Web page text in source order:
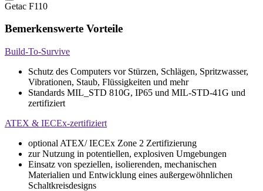
Getac F110
Bemerkenswerte Vorteile
Build-To-Survive
Schutz des Computers vor Stürzen, Schlägen, Spritzwasser,
Vibrationen, Staub, Flüssigkeiten und mehr
Standards MIL_STD 810G, IP65 und MIL-STD-41G und
zertifiziert
ATEX & IECEx-zertifiziert
optional ATEX/ IECEx Zone 2 Zertifizierung
zur Nutzung in potentiellen, explosiven Umgebungen
Einsatz von speziellen, isolierenden, mechanischen
Materialien und Entwicklung eines außergewöhnlichen
Schaltkreisdesigns